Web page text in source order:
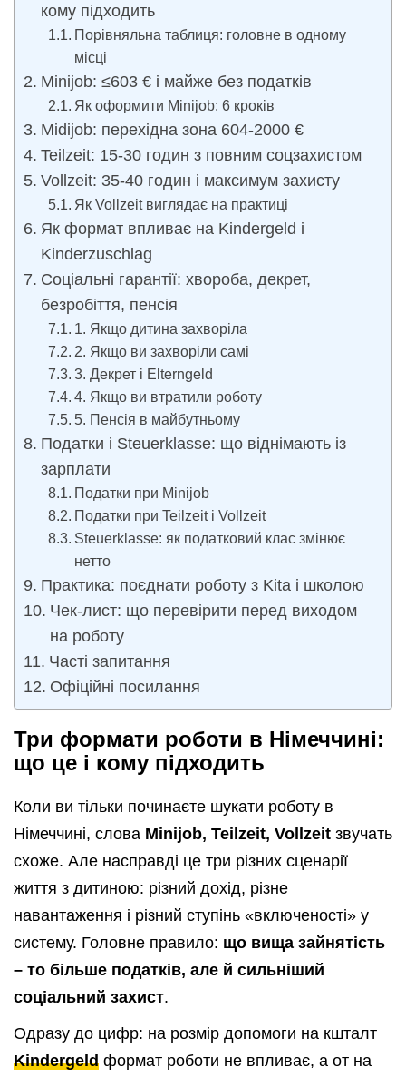
кому підходить
Порівняльна таблиця: головне в одному
місці
Minijob: ≤603 € і майже без податків
Як оформити Minijob: 6 кроків
Midijob: перехідна зона 604-2000 €
Teilzeit: 15-30 годин з повним соцзахистом
Vollzeit: 35-40 годин і максимум захисту
Як Vollzeit виглядає на практиці
Як формат впливає на Kindergeld і
Kinderzuschlag
Соціальні гарантії: хвороба, декрет,
безробіття, пенсія
1. Якщо дитина захворіла
2. Якщо ви захворіли самі
3. Декрет і Elterngeld
4. Якщо ви втратили роботу
5. Пенсія в майбутньому
Податки і Steuerklasse: що віднімають із
зарплати
Податки при Minijob
Податки при Teilzeit і Vollzeit
Steuerklasse: як податковий клас змінює
нетто
Практика: поєднати роботу з Kita і школою
Чек-лист: що перевірити перед виходом
на роботу
Часті запитання
Офіційні посилання
Три формати роботи в Німеччині:
що це і кому підходить
Коли ви тільки починаєте шукати роботу в
Німеччині, слова Minijob, Teilzeit, Vollzeit звучать
схоже. Але насправді це три різних сценарії
життя з дитиною: різний дохід, різне
навантаження і різний ступінь «включеності» у
систему. Головне правило: що вища зайнятість
– то більше податків, але й сильніший
соціальний захист.
Одразу до цифр: на розмір допомоги на кшталт
Kindergeld формат роботи не впливає, а от на